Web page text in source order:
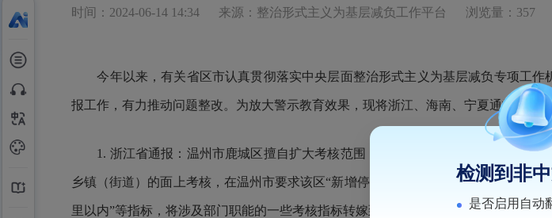
时间：2024-06-14 14:34 来源：整治形式主义为基层减负工作平台 浏览量：357
今年以来，有关省区市认真贯彻落实中央层面整治形式主义为基层减负专项工
报工作，有力推动问题整改。为放大警示教育效果，现将浙江、海南、宁夏通报的3起
1. 浙江省通报：温州市鹿城区擅自扩大考核范围，层层加码给乡镇（街道）设置
乡镇（街道）的面上考核，在温州市要求该区“新增停车位9500个以上”的基础上提
里以内”等指标，将涉及部门职能的一些考核指标转嫁到乡镇（街道），导致基层难以
检测到非
是否启用自动